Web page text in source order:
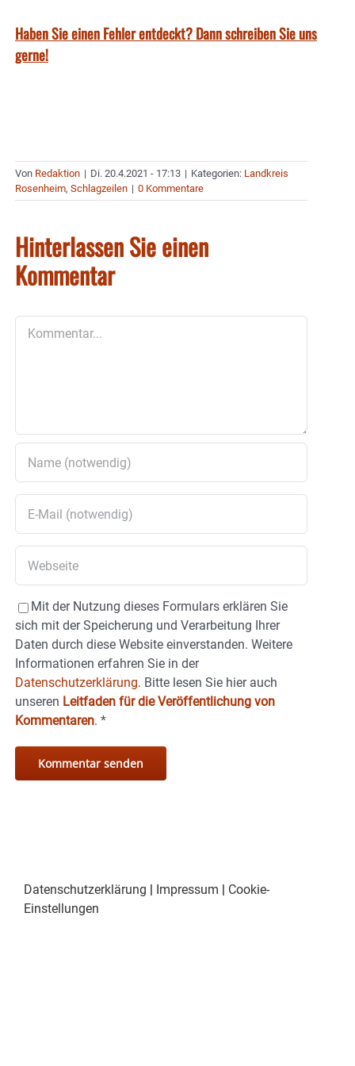
Haben Sie einen Fehler entdeckt? Dann schreiben Sie uns
gerne!
Von Redaktion | Di. 20.4.2021 - 17:13 | Kategorien: Landkreis
Rosenheim, Schlagzeilen | 0 Kommentare
Hinterlassen Sie einen
Kommentar
Mit der Nutzung dieses Formulars erklären Sie
sich mit der Speicherung und Verarbeitung Ihrer
Daten durch diese Website einverstanden. Weitere
Informationen erfahren Sie in der
Datenschutzerklärung. Bitte lesen Sie hier auch
unseren Leitfaden für die Veröffentlichung von
Kommentaren. *
Datenschutzerklärung Impressum
Cookie-
Einstellungen